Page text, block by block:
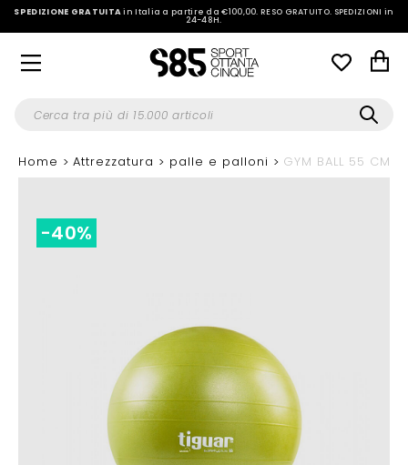
SPEDIZIONE GRATUITAin Italia a partire da €100,00.RESO GRATUITO. SPEDIZIONI in
24-48H.
Home Attrezzatura palle e palloni GYM BALL 55 CM
-40%